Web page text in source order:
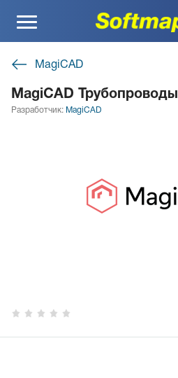
Меню
MagiCAD
MagiCAD Трубопроводы
Разработчик: MagiCAD